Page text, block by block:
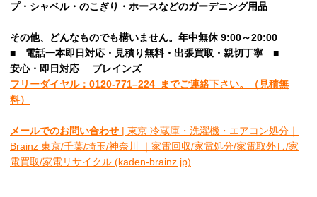
プ・シャベル・のこぎり・ホースなどのガーデニング用品
その他、
どんなものでも構いません。年中無休 9:00～20:00
■ 電話一本即日対応・見積り無料・出張買取・親切丁寧 ■
安心・即日対応
ブレインズ
フリーダイヤル：0120-771–224 までご連絡下さい。
（見積無
料）
メールでのお問い合わせ | 東京 冷蔵庫・洗濯機・エアコン処分｜
Brainz 東京/千葉/埼玉/神奈川 ｜家電回収/家電処分/家電取外し/家
電買取/家電リサイクル (kaden-brainz.jp)